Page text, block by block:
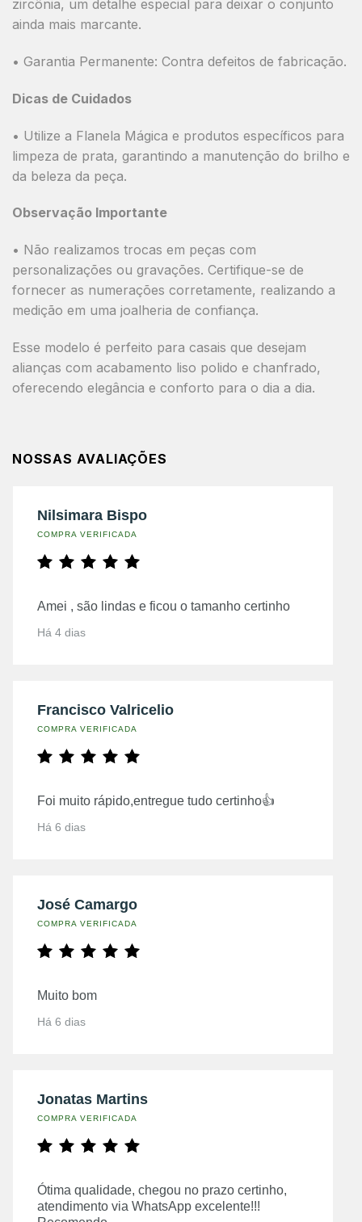
zircônia, um detalhe especial para deixar o conjunto
ainda mais marcante.
• Garantia Permanente: Contra defeitos de fabricação.
Dicas de Cuidados
• Utilize a Flanela Mágica e produtos específicos para
limpeza de prata, garantindo a manutenção do brilho e
da beleza da peça.
Observação Importante
• Não realizamos trocas em peças com
personalizações ou gravações. Certifique-se de
fornecer as numerações corretamente, realizando a
medição em uma joalheria de confiança.
Esse modelo é perfeito para casais que desejam
alianças com acabamento liso polido e chanfrado,
oferecendo elegância e conforto para o dia a dia.
NOSSAS AVALIAÇÕES
Nilsimara Bispo
COMPRA VERIFICADA
Amei , são lindas e ficou o tamanho certinho
Há 4 dias
Francisco Valricelio
COMPRA VERIFICADA
Foi muito rápido,entregue tudo certinho👍
Há 6 dias
José Camargo
COMPRA VERIFICADA
Muito bom
Há 6 dias
Jonatas Martins
COMPRA VERIFICADA
Ótima qualidade, chegou no prazo certinho,
atendimento via WhatsApp excelente!!!